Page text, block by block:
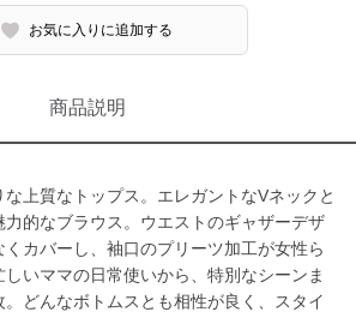
お気に入りに追加する
商品説明
上質なトップス。エレガントなVネックと
的なブラウス。ウエストのギャザーデザ
カバーし、袖口のプリーツ加工が女性ら
しいママの日常使いから、特別なシーンま
どんなボトムスとも相性が良く、スタイ